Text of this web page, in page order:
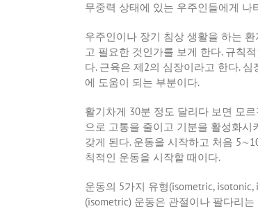
무중력 상태에 있는 우주인들에게
우주인이나 장기 침상 생활을 하는
고 필요한 것인가를 보게 한다. 규칙
다. 근육은 제2의 심장이라고 한다. 심
에 도움이 되는 부분이다.
활기차게 30분 정도 달리다 보면 모
으로 고통을 줄이고 기분을 활성화
갖게 된다. 운동을 시작하고 처음 5∼
칙적인 운동을 시작할 때이다.
운동의 5가지 유형(isometric, isotonic,
(isometric) 운동은 관절이나 팔다리는